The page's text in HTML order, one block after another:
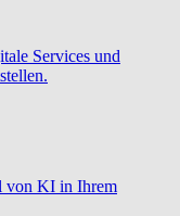
Services und
von KI in Ihrem